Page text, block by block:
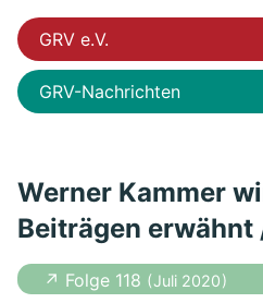
GRV e.V.
GRV-Nachrichten
Werner Kammer
Beiträgen erwähnt
↗ Folge 118 ( Juli 2020 )